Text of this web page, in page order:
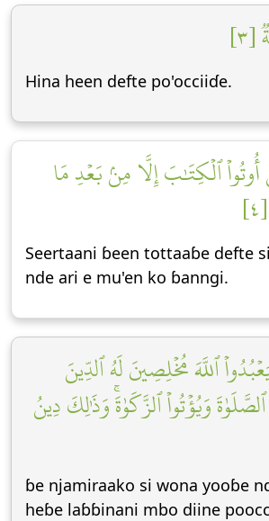
Hina heen defte po'occiiɗe.
أُوتُواْ ٱلۡكِتَٰبَ إِلَّا مِنۢ بَعۡدِ مَا
Seertaani ɓeen tottaaɓe defte
nde ari e mu'en ko ɓanngi.
ٱللَّهَ مُخۡلِصِينَ لَهُ ٱلدِّينَ
وَيُؤۡتُواْ ٱلزَّكَوٰةَۚ وَذَٰلِكَ دِينُ
ɓe njamiraako si wona yooɓe
heɓe laɓɓinani mbo diine